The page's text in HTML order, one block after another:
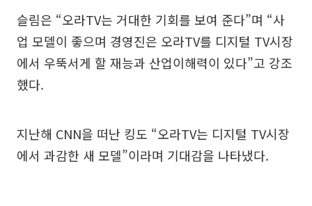
슬림은 “오라TV는 거대한 기회를 보여 준다”며 “사
업 모델이 좋으며 경영진은 오라TV를 디지털 TV시장
에서 우뚝서게 할 재능과 산업이해력이 있다”고 강조
했다.
지난해 CNN을 떠난 킹도 “오라TV는 디지털 TV시장
에서 과감한 새 모델”이라며 기대감을 나타냈다.